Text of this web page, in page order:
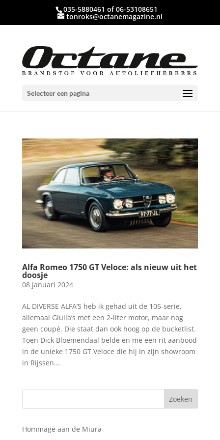
035-5880461 of 06-53108651
tonroks@octanemagazine.nl
Selecteer een pagina
Alfa Romeo 1750 GT Veloce: als nieuw uit het
doosje
08 januari 2024
AL DIVERSE ALFA’S heb ik gehad uit de 105-serie,
allemaal Giulia’s met een 2-liter motor, maar nog
geen coupé. Die staat dan ook hoog op de bucketlist.
Toen Dick Bloemendaal belde en me een rit aanbood
in de unieke 1750 GT Veloce die hij in zijn showroom
in Rijssen...
Hommage aan de Miura